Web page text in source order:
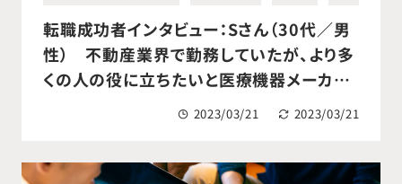
転職成功者インタビュー：Sさん（30代／男
性） 不動産業界で勤務していたが、より多
くの人の役に立ちたいと医療機器メーカー
営業職へ転職成功。 2023/03/21 2023/03/21